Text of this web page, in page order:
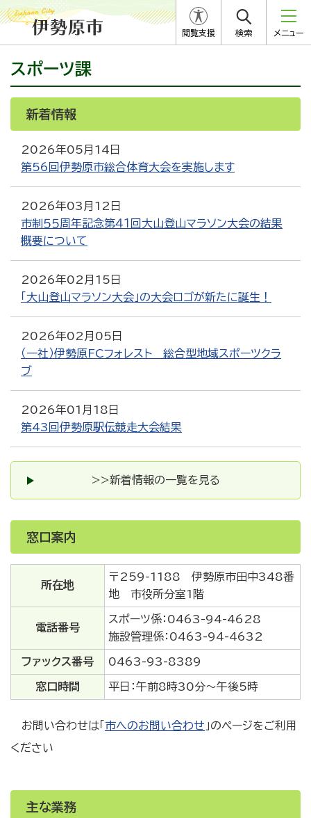
閲覧支援 検索 メニュー
スポーツ課
新着情報
2026年05月14日
第56回伊勢原市総合体育大会を実施します
2026年03月12日
市制５５周年記念第４１回大山登山マラソン大会の結果
概要について
2026年02月15日
「大山登山マラソン大会」の大会ロゴが新たに誕生！
2026年02月05日
（一社）伊勢原FCフォレスト 総合型地域スポーツクラ
ブ
2026年01月18日
第43回伊勢原駅伝競走大会結果
>>新着情報の一覧を見る
窓口案内
所在地
〒259-1188 伊勢原市田中348番
地 市役所分室1階
電話番号
スポーツ係：0463-94-4628
施設管理係：0463-94-4632
ファックス番号 0463-93-8389
窓口時間 平日：午前8時30分～午後5時
お問い合わせは「 市へのお問い合わせ 」のページをご利用
ください
主な業務